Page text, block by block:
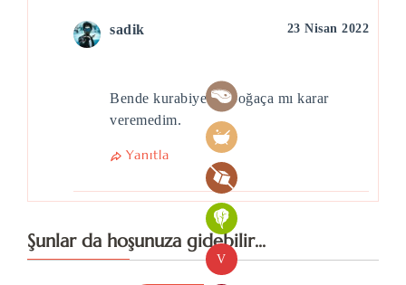
sadik 23 Nisan 2022
Bende kurabiye mi poğaça mı karar
veremedim.
Yanıtla
Şunlar da hoşunuza gidebilir...
V